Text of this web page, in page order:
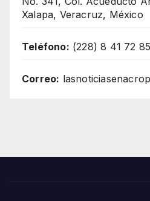
Xalapa, Veracruz, México
Teléfono: (228) 8 41 72 85
Correo: